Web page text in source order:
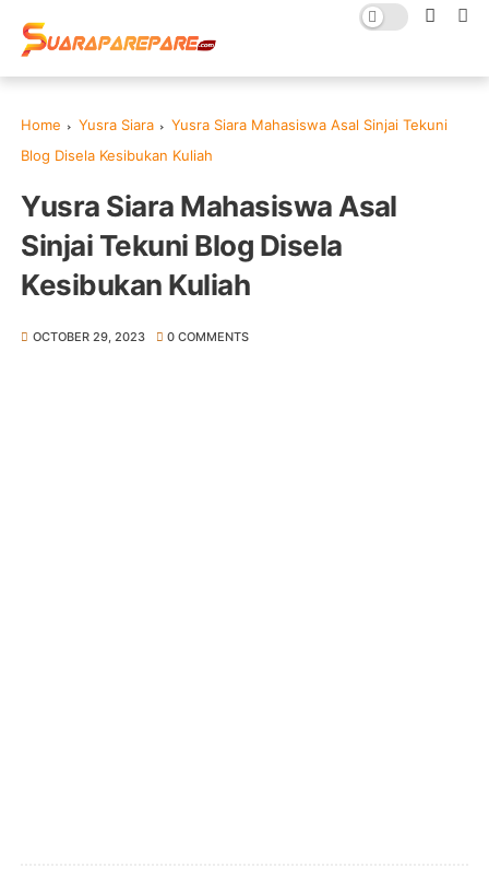
Home Yusra Siara
Yusra Siara Mahasiswa Asal Sinjai Tekuni
Blog Disela Kesibukan Kuliah
Yusra Siara Mahasiswa Asal
Sinjai Tekuni Blog Disela
Kesibukan Kuliah
OCTOBER 29, 2023 0 COMMENTS